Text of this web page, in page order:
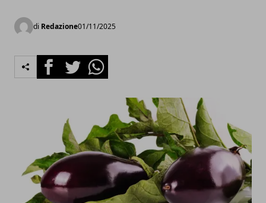
di Redazione01/11/2025
FacebookTwitterWhatsapp